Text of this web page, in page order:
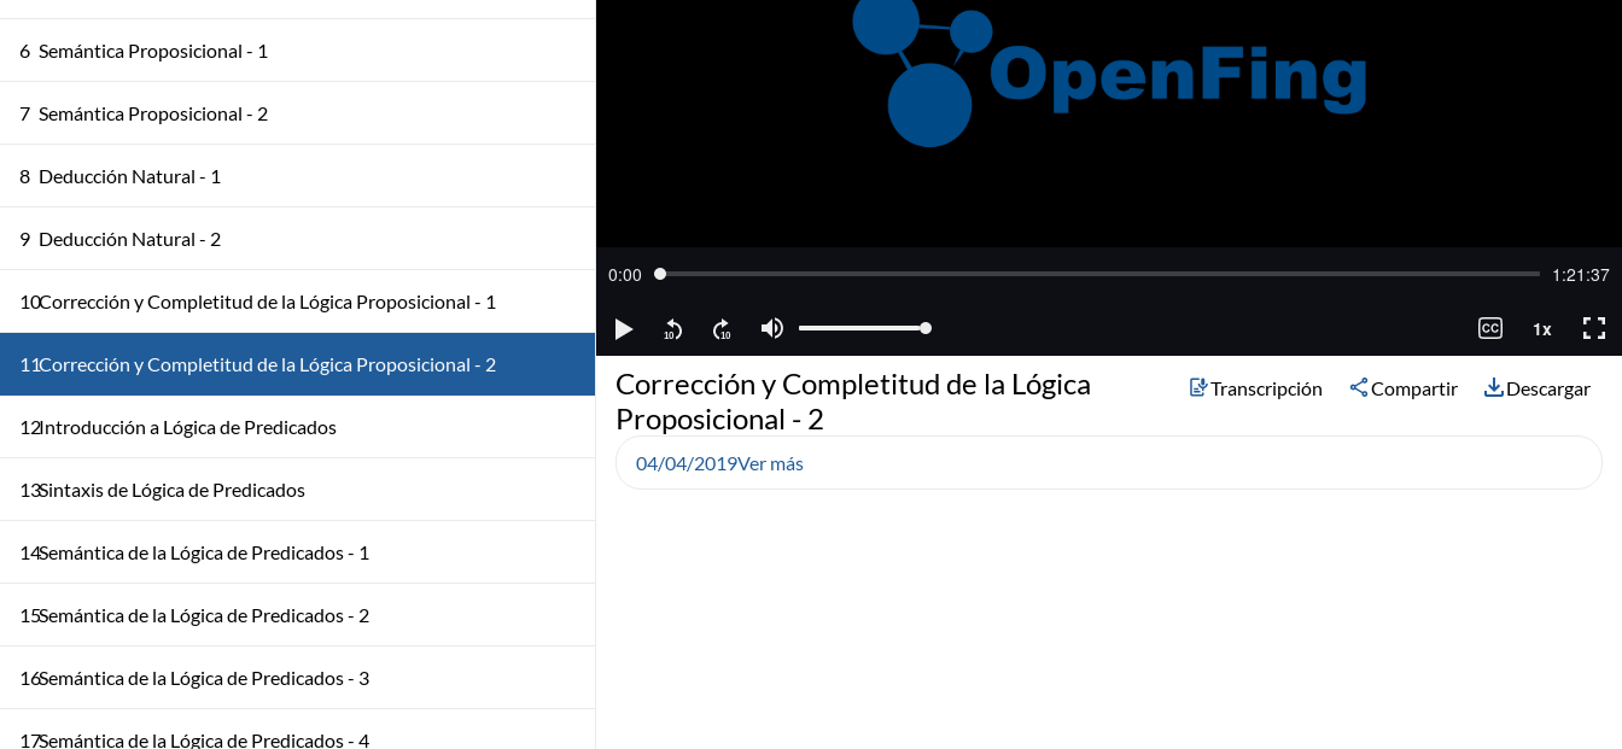
6 Semántica Proposicional - 1
7 Semántica Proposicional - 2
8 Deducción Natural - 1
9 Deducción Natural - 2
10Corrección y Completitud de la Lógica Proposicional - 1
11Corrección y Completitud de la Lógica Proposicional - 2
12Introducción a Lógica de Predicados
13Sintaxis de Lógica de Predicados
14Semántica de la Lógica de Predicados - 1
15Semántica de la Lógica de Predicados - 2
16Semántica de la Lógica de Predicados - 3
17Semántica de la Lógica de Predicados - 4
Corrección y Completitud de la Lógica
Proposicional - 2
Transcripción Compartir Descargar
04/04/2019Ver más